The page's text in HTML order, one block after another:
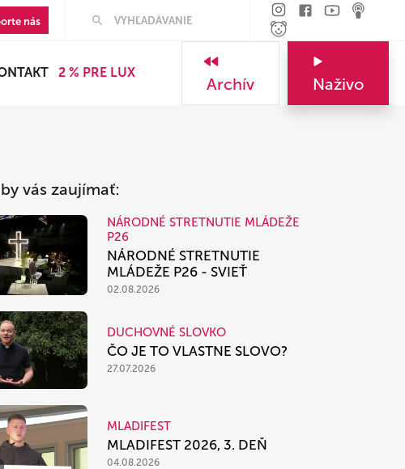
nás
2 % PRE LUX
Archív Naživo
vás zaujímať:
NÁRODNÉ STRETNUTIE MLÁDEŽE
P26
NÁRODNÉ STRETNUTIE
MLÁDEŽE P26 - SVIEŤ
02.08.2026
DUCHOVNÉ SLOVKO
ČO JE TO VLASTNE SLOVO?
27.07.2026
MLADIFEST
MLADIFEST 2026, 3. DEŇ
04.08.2026